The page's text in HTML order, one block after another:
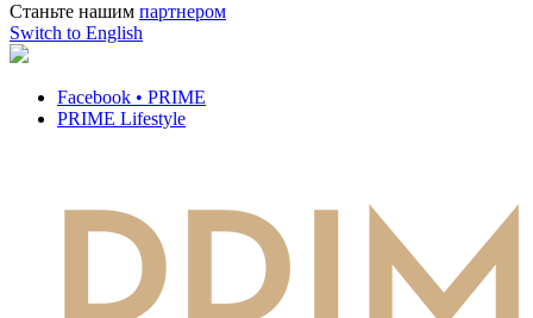
Станьте нашим партнером
Switch to English
Facebook • PRIME
PRIME Lifestyle